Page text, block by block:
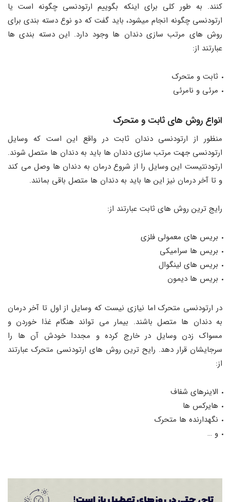
کنند. به طور کلی برای اینکه بگوییم ارتودنسی چگونه است یا
ارتودنسی چگونه انجام میشود، باید گفت که دو نوع دسته بندی برای
روش های مرتب سازی دندان ها وجود دارد. این دسته بندی ها
عبارتند از:
ثابت و متحرک
مرئی و نامرئی
انواع روش های ثابت و متحرک
منظور از ارتودنسی دندان ثابت در واقع این است که وسایل
ارتودنسی جهت مرتب سازی دندان ها باید به دندان ها متصل شوند.
ارتودنتیست این وسایل را از شروع درمان به دندان ها وصل می کند
و تا آخر درمان نیز این ها باید به دندان ها متصل باقی بمانند.
رایج ترین روش های ثابت عبارتند از:
بریس های معمولی فلزی
بریس ها سرامیکی
بریس های لینگوال
بریس ها دیمون
در ارتودنسی متحرک اما نیازی نیست که وسایل از اول تا آخر درمان
به دندان ها متصل باشند. بیمار می تواند هنگام غذا خوردن و
مسواک زدن وسایل در خارج کرده و مجددا خودش آن ها را
سرجایشان قرار دهد. رایح ترین روش های ارتودنسی متحرک عبارتند
از:
الاینرهای شفاف
هایرکس ها
نگهدارنده ها متحرک
و …